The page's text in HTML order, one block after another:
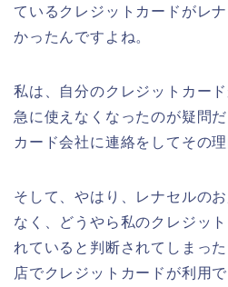
ているクレジットカードがレ
かったんですよね。
私は、自分のクレジットカー
急に使えなくなったのが疑問
カード会社に連絡をしてその
そして、やはり、レナセルの
なく、どうやら私のクレジッ
れていると判断されてしまっ
店でクレジットカードが利用